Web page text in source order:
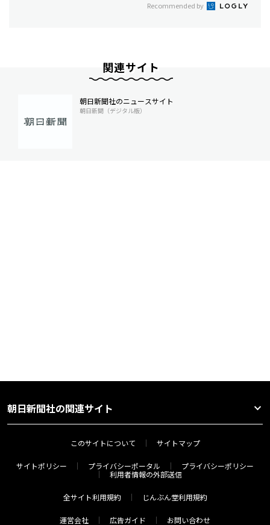
Recommended by
関連サイト
朝日新聞社のニュースサイト
朝日新聞（デジタル版）
朝日新聞社の関連サイト
このサイトについて サイトマップ
サイトポリシー プライバシーポータル
プライバシーポリシー
利用者情報の外部送信
全サイト利用規約 じんぶん堂利用規約
運営会社 広告ガイド お問い合わせ